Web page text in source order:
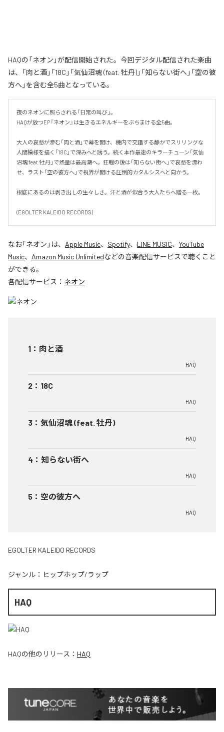
HAQの「ネオン」が配信開始された。今回デジタル配信された楽曲
は、「肉と酒」「18C」「気仙沼魂 (feat. 牡丹)」「知らない街へ」「空の彼
方へ」を含む全5曲となっている。
夜のネオンに照らされる「日常の叫び」。
HAQが放つEP『ネオン』は生きるエネルギーをぶちまける全5曲。
大人の哀愁が滲む「肉と酒」で幕を開け、機内で交錯する静かでスリリングな
人間模様を描く「18C」で深みへと誘う。続く本作最速のキラーチューン「気仙
沼魂 feat.牡丹」で熱量は最高潮へ。狂騒の後は「知らない街へ」で哀愁を漂わ
せ、ラスト「空の彼方へ」で視界が開ける圧倒的カタルシスへと向かう。
根底にあるのは剥き出しの生々しさ。汗と酒が似合う大人たちへ贈る一枚。
(EGOLTER KALEIDO RECORDS)
なお「ネオン 」は、 Apple Music、 Spotify、 LINE MUSIC、 YouTube
Music、 Amazon Music Unlimitedなどの音楽配信サービスで聴くこと
ができる。
各配信サービス： ネオン
1 ： 肉と酒
HAQ
2 ： 18C
HAQ
3 ： 気仙沼魂 (feat. 牡丹)
HAQ
4 ： 知らない街へ
HAQ
5 ： 空の彼方へ
HAQ
EGOLTER KALEIDO RECORDS
ジャンル： ヒップホップ/ラップ
HAQ
HAQの他のリリース： HAQ